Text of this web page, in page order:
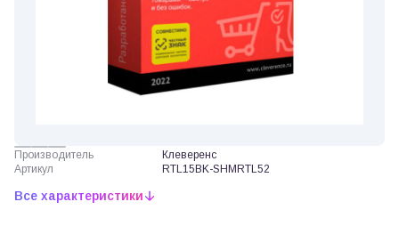
Производитель
Клеверенс
Артикул
RTL15BK-SHMRTL52
Все характеристики